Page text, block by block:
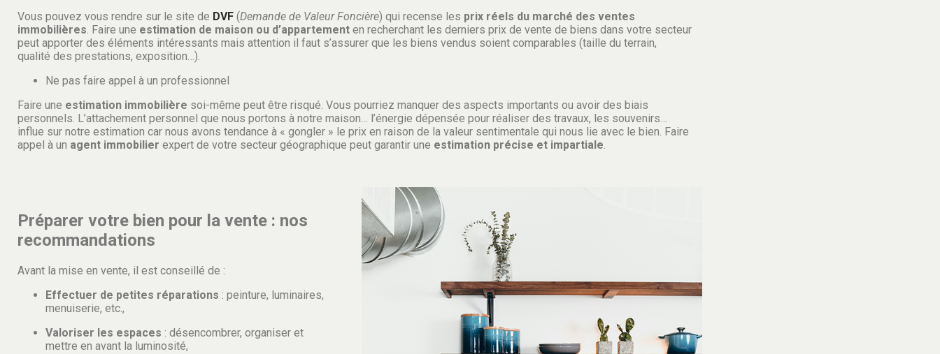
Vous pouvez vous rendre sur le site de DVF (Demande de Valeur Foncière) qui recense les prix réels du marché des ventes
immobilières . Faire une estimation de maison ou d’appartement en recherchant les derniers prix de vente de biens dans votre secteur
peut apporter des éléments intéressants mais attention il faut s’assurer que les biens vendus soient comparables (taille du terrain,
qualité des prestations, exposition…).
Ne pas faire appel à un professionnel
Faire une estimation immobilière soi-même peut être risqué. Vous pourriez manquer des aspects importants ou avoir des biais
personnels. L’attachement personnel que nous portons à notre maison… l’énergie dépensée pour réaliser des travaux, les souvenirs…
influe sur notre estimation car nous avons tendance à « gongler » le prix en raison de la valeur sentimentale qui nous lie avec le bien. Faire
appel à un agent immobilier expert de votre secteur géographique peut garantir une estimation précise et impartiale
Préparer votre bien pour la vente : nos
recommandations
Avant la mise en vente, il est conseillé de :
Effectuer de petites réparations : peinture, luminaires,
menuiserie, etc.,
Valoriser les espaces : désencombrer, organiser et
mettre en avant la luminosité,